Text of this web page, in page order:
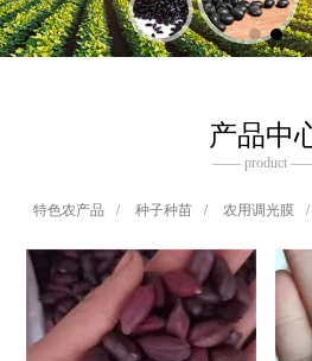
产品中
—— product
特色农产品 / 种子种苗 / 农用调光膜 /